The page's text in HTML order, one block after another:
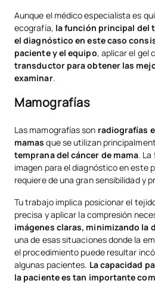
Aunque el médico especialista es
ecografía, la función principal del
el diagnóstico en este caso
paciente y el equipo, aplicar el gel
transductor para obtener las
examinar.
Mamografías
Las mamografías son radiografías
mamas que se utilizan
temprana del cáncer de mama.
imagen para el diagnóstico en este
requiere de una gran sensibilidad y
Tu trabajo implica posicionar el
precisa y aplicar la compresión
imágenes claras, minimizando la
una de esas situaciones donde la
el procedimiento puede resultar
algunas pacientes. La capacidad
la paciente es tan importante